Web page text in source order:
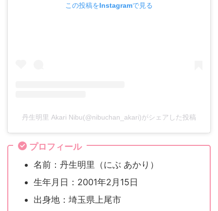
この投稿をInstagramで見る
丹生明里 Akari Nibu(@nibuchan_akari)がシェアした投稿
プロフィール
名前：丹生明里（にぶ あかり）
生年月日：2001年2月15日
出身地：埼玉県上尾市